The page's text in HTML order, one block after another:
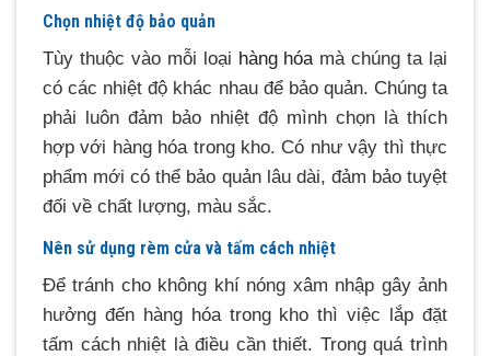
Chọn nhiệt độ bảo quản
Tùy thuộc vào mỗi loại hàng hóa mà chúng ta lại
có các nhiệt độ khác nhau để bảo quản. Chúng ta
phải luôn đảm bảo nhiệt độ mình chọn là thích
hợp với hàng hóa trong kho. Có như vậy thì thực
phẩm mới có thể bảo quản lâu dài, đảm bảo tuyệt
đối về chất lượng, màu sắc.
Nên sử dụng rèm cửa và tấm cách nhiệt
Để tránh cho không khí nóng xâm nhập gây ảnh
hưởng đến hàng hóa trong kho thì việc lắp đặt
tấm cách nhiệt là điều cần thiết. Trong quá trình